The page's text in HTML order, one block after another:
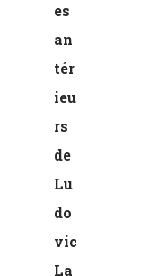
es
an
tér
ieu
rs
de
Lu
do
vic
La